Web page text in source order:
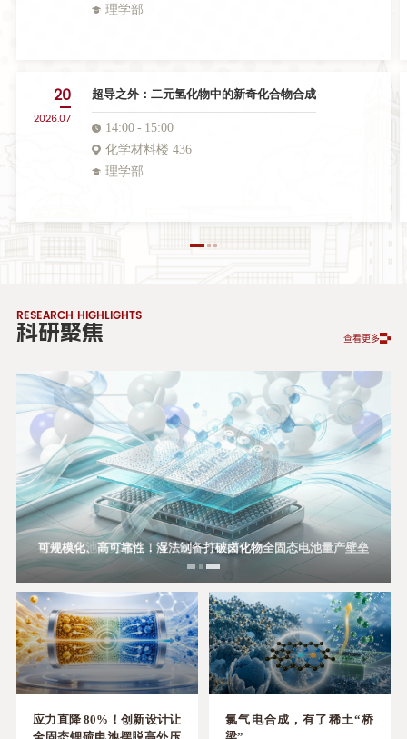
理学部
20
2026.07
超导之外：二元氢化物中的新奇化合物合成
14:00
15:00
化学材料楼 436
理学部
RESEARCH HIGHLIGHTS
科研聚焦 查看更多
可规模化、高可靠性！湿法制备打破卤化物全固态电池量产壁垒
“伪装”的对称性：图论揪出藏在杂乱网络里的“几何真身”
破锂碘电池研究堵点，有了这一关键描述符
应力直降 80%！创新设计让
氯气电合成，有了稀土“桥